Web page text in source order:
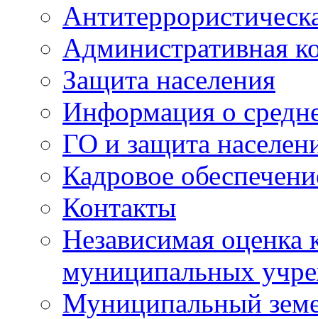
Административная
Защита населения
Информация о
ГО и защита
Кадровое
Контакты
Независимая оценка
муниципальных
Муниципальный